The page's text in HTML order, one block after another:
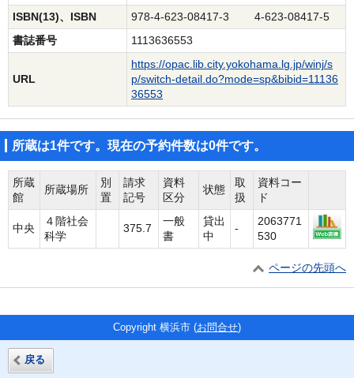
ISBN(13)、ISBN
978-4-623-08417-3 4-623-08417-5
書誌番号
1113636553
URL
https://opac.lib.city.yokohama.lg.jp/winj/s
p/switch-detail.do?mode=sp&bibid=11136
36553
所蔵は1件です。現在の予約件数は0件です。
所蔵
館
所蔵場所
別
置
請求
記号
資料
区分
状態
取
扱
資料コー
ド
中央
４階社会
科学
375.7
一般
書
貸出
中
-
2063771
530
ページの先頭へ
戻る
Copyright 横浜市 (お問合せ)